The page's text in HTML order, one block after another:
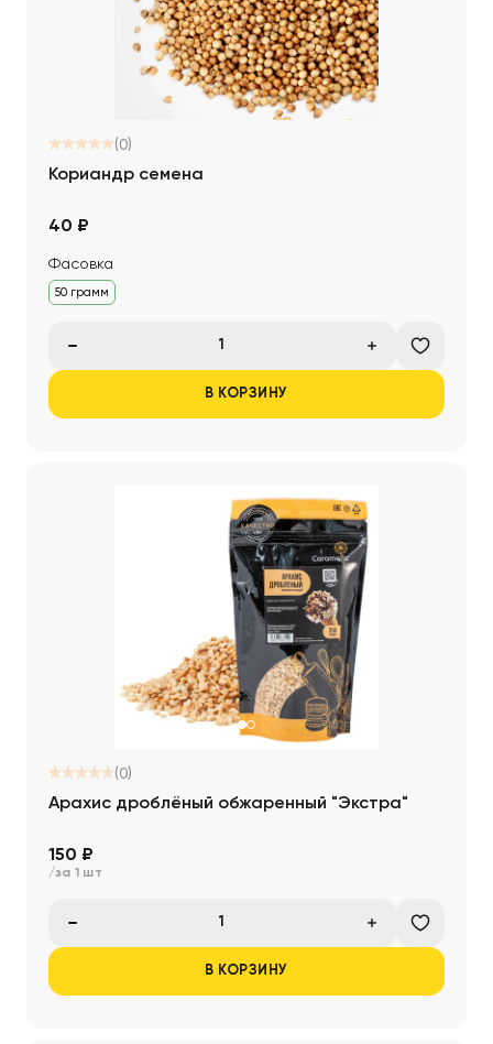
(0)
Кориандр семена
40 ₽
Фасовка
50 грамм
В КОРЗИНУ
(0)
Арахис дроблёный обжаренный "Экстра"
150 ₽
/за 1 шт
В КОРЗИНУ